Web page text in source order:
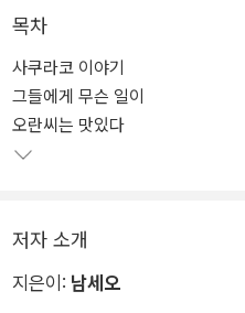
할 수 없는 일이 벌어진다면? 이
스테이션 왜건의 정체가 밝혀지
킬로미터」 등을 통해 이미 이러한
다. 이처럼 모종의 존재가 결합된
착안한 6명의 작가들은, ‘자판기
“사람들은 항상 머리 위에서 환하
성이 있어서 발목을 움켜쥐고 호
목차
사쿠라코 이야기
그들에게 무슨 일이
오란씨는 맛있다
저자 소개
지은이: 남세오